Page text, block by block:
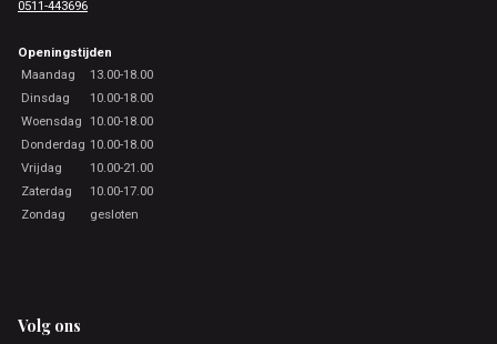
0511-443696
Openingstijden
Maandag
13.00-18.00
Dinsdag
10.00-18.00
Woensdag 10.00-18.00
Donderdag 10.00-18.00
Vrijdag
10.00-21.00
Zaterdag
10.00-17.00
Zondag
gesloten
Volg ons